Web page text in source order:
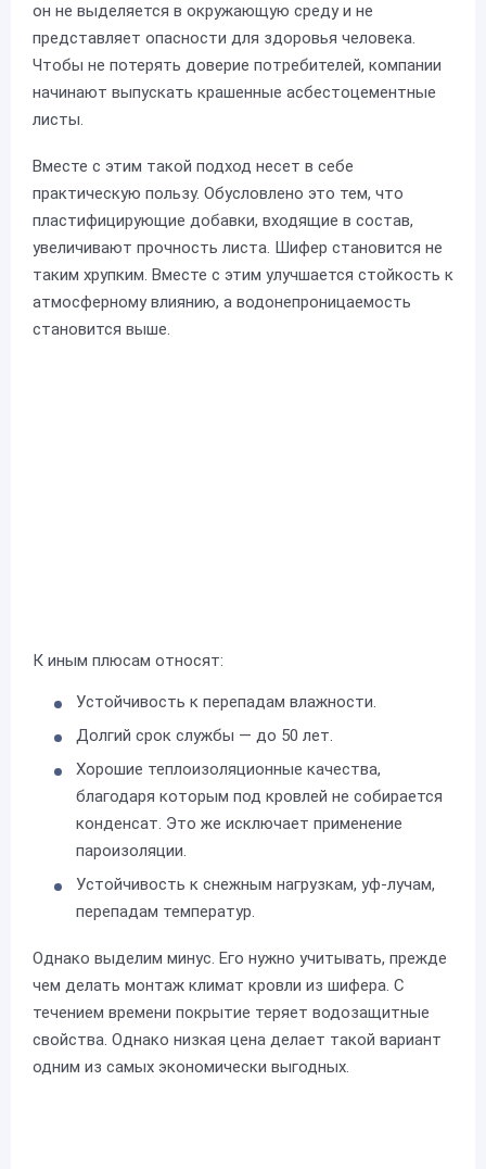
он не выделяется в окружающую среду и не
представляет опасности для здоровья человека.
Чтобы не потерять доверие потребителей, компании
начинают выпускать крашенные асбестоцементные
листы.
Вместе с этим такой подход несет в себе
практическую пользу. Обусловлено это тем, что
пластифицирующие добавки, входящие в состав,
увеличивают прочность листа. Шифер становится не
таким хрупким. Вместе с этим улучшается стойкость к
атмосферному влиянию, а водонепроницаемость
становится выше.
К иным плюсам относят:
Устойчивость к перепадам влажности.
Долгий срок службы — до 50 лет.
Хорошие теплоизоляционные качества,
благодаря которым под кровлей не собирается
конденсат. Это же исключает применение
пароизоляции.
Устойчивость к снежным нагрузкам, уф-лучам,
перепадам температур.
Однако выделим минус. Его нужно учитывать, прежде
чем делать монтаж климат кровли из шифера. С
течением времени покрытие теряет водозащитные
свойства. Однако низкая цена делает такой вариант
одним из самых экономически выгодных.